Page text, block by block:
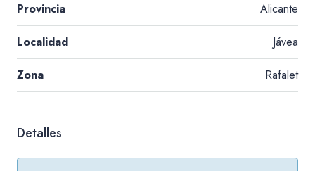
Provincia Alicante
Localidad Jávea
Zona Rafalet
Detalles